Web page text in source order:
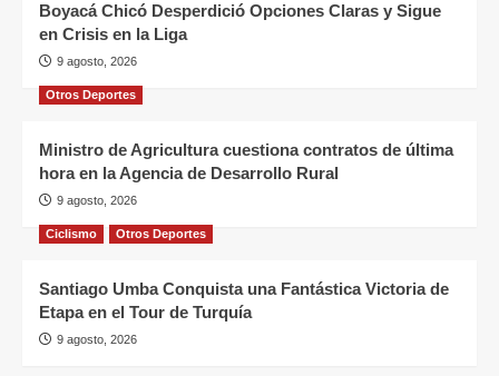
Boyacá Chicó Desperdició Opciones Claras y Sigue
en Crisis en la Liga
9 agosto, 2026
Otros Deportes
Ministro de Agricultura cuestiona contratos de última
hora en la Agencia de Desarrollo Rural
9 agosto, 2026
Ciclismo Otros Deportes
Santiago Umba Conquista una Fantástica Victoria de
Etapa en el Tour de Turquía
9 agosto, 2026